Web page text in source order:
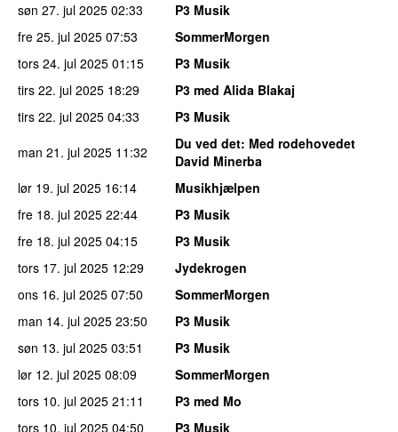
søn 27. jul 2025 02:33
P3 Musik
fre 25. jul 2025 07:53
SommerMorgen
tors 24. jul 2025 01:15
P3 Musik
tirs 22. jul 2025 18:29
P3 med Alida Blakaj
tirs 22. jul 2025 04:33
P3 Musik
man 21. jul 2025 11:32 Du ved det: Med rodehovedet
David Minerba
lør 19. jul 2025 16:14
Musikhjælpen
fre 18. jul 2025 22:44
P3 Musik
fre 18. jul 2025 04:15
P3 Musik
tors 17. jul 2025 12:29
Jydekrogen
ons 16. jul 2025 07:50
SommerMorgen
man 14. jul 2025 23:50
P3 Musik
søn 13. jul 2025 03:51
P3 Musik
lør 12. jul 2025 08:09
SommerMorgen
tors 10. jul 2025 21:11
P3 med Mo
tors 10. jul 2025 04:50
P3 Musik